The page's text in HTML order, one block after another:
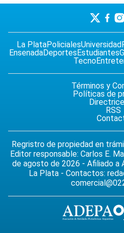
La PlataPolicialesUniversidad
EnsenadaDeportesEstudiantes
Tecno
Términos y
Políticas de
RSS
Regristro de propiedad en
Editor responsable: Carlos E.
de agosto de 2026 - Afiliado a
La Plata - Contactos: